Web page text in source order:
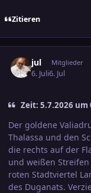
Zitieren
jul Mitglieder
6. Juli6. Jul
Zeit: 5.7.2026 um
Der goldene
Thalassa und den
die rechts auf der
und weißen
roten Stadtviertel
des Duganats.